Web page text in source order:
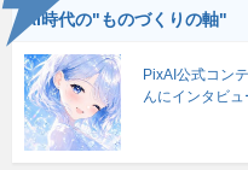
AI時代の"ものづくりの軸"
PixAI公式コン
んにインタビュ